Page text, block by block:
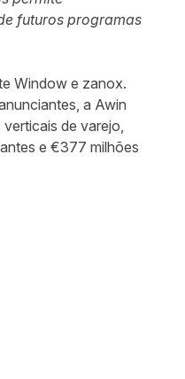
futuros programas
Window e zanox.
a Awin
de varejo,
e €377 milhões